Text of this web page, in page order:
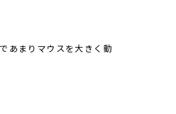
あまりマウスを大きく動